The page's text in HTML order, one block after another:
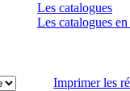
Les catalogues
Les catalogues
Imprimer les